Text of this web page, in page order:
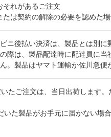
それがあるご注文
は契約の解除の必要を認めた
ニ後払い決済は、製品とは別
際は、製品配達時に配達員に
。製品はヤマト運輸か佐川急便
たご注文は、当日出荷します
た製品がお手元に届かない場